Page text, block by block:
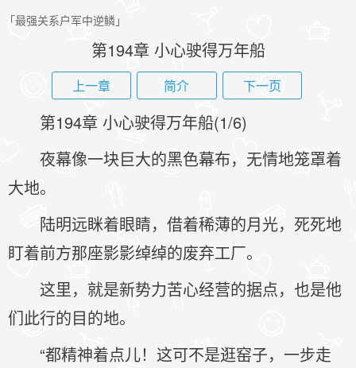
「最强关系户军中逆鳞」
第194章 小心驶得万年船
上一章 简介 下一页
第194章 小心驶得万年船(1/6)
夜幕像一块巨大的黑色幕布，无情地笼罩着
大地。
陆明远眯着眼睛，借着稀薄的月光，死死地
盯着前方那座影影绰绰的废弃工厂。
这里，就是新势力苦心经营的据点，也是他
们此行的目的地。
“都精神着点儿！这可不是逛窑子，一步走